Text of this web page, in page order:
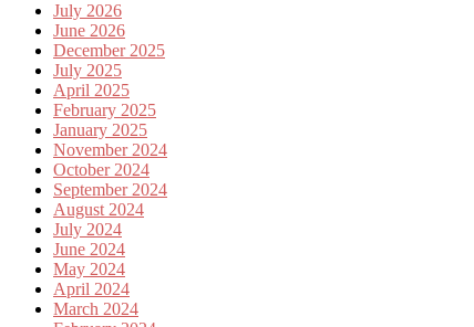
July 2026
June 2026
December 2025
July 2025
April 2025
February 2025
January 2025
November 2024
October 2024
September 2024
August 2024
July 2024
June 2024
May 2024
April 2024
March 2024